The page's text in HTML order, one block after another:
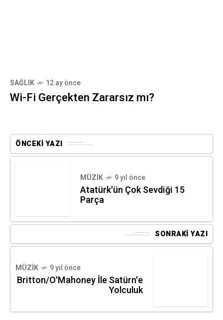
SAĞLIK 12 ay önce
Wi-Fi Gerçekten Zararsız mı?
ÖNCEKI YAZI
MÜZIK 9 yıl önce
Atatürk'ün Çok Sevdiği 15
Parça
SONRAKI YAZI
MÜZIK 9 yıl önce
Britton/O'Mahoney İle Satürn'e
Yolculuk